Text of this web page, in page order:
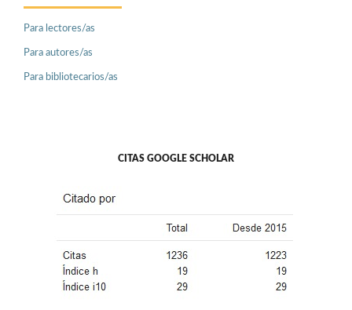
Para lectores/as
Para autores/as
Para bibliotecarios/as
CITAS GOOGLE SCHOLAR